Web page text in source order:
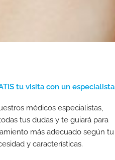
tu visita con un especialista
médicos especialistas,
tus dudas y te guiará para
más adecuado según tu
y características.